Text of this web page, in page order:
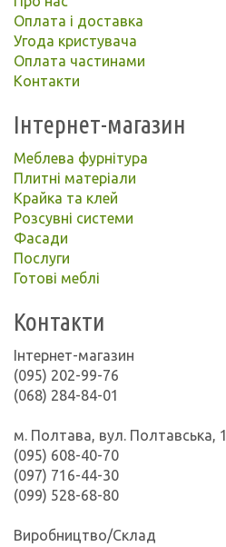
Оплата і доставка
Угода кристувача
Оплата частинами
Контакти
Інтернет-магазин
Меблева фурнітура
Плитні матеріали
Крайка та клей
Розсувні системи
Фасади
Послуги
Готові меблі
Контакти
Інтернет-магазин
(095) 202-99-76
(068) 284-84-01
м. Полтава, вул. Полтавська, 1
(095) 608-40-70
(097) 716-44-30
(099) 528-68-80
Виробництво/Склад